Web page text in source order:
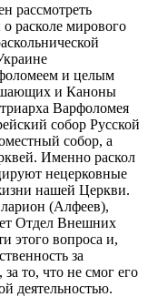
рассмотреть
расколе мирового
и целым
и Каноны
Варфоломея
собор Русской
собор, а
Именно раскол
нецерковные
нашей Церкви.
(Алфеев),
Отдел Внешних
этого вопроса и,
за
то, что не смог его
деятельностью.